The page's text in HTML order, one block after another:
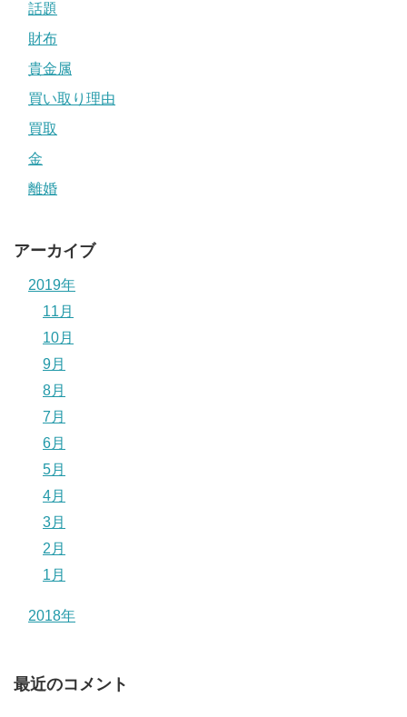
話題
財布
貴金属
買い取り理由
買取
金
離婚
アーカイブ
2019年
11月
10月
9月
8月
7月
6月
5月
4月
3月
2月
1月
2018年
最近のコメント